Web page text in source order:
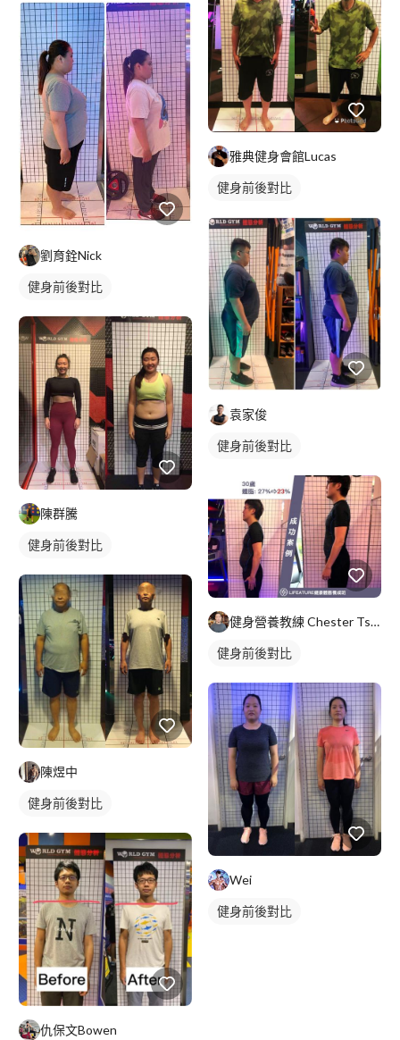
劉育銓Nick
健身前後對比
陳群騰
健身前後對比
陳煜中
健身前後對比
仇保文Bowen
雅典健身會館Lucas
健身前後對比
袁家俊
健身前後對比
健身營養教練 Chester Tsao(查特)
健身前後對比
Wei
健身前後對比